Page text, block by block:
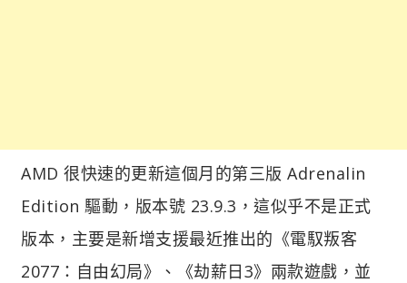
AMD 很快速的更新這個月的第三版 Adrenalin
Edition 驅動，版本號 23.9.3，這似乎不是正式
版本，主要是新增支援最近推出的《電馭叛客
2077：自由幻局》、《劫薪日3》兩款遊戲，並